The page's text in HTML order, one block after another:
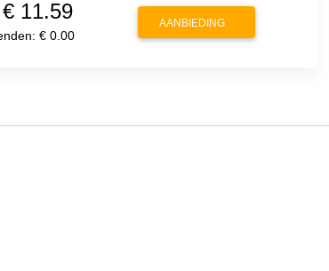
11.59
€ 0.00
AANBIEDING